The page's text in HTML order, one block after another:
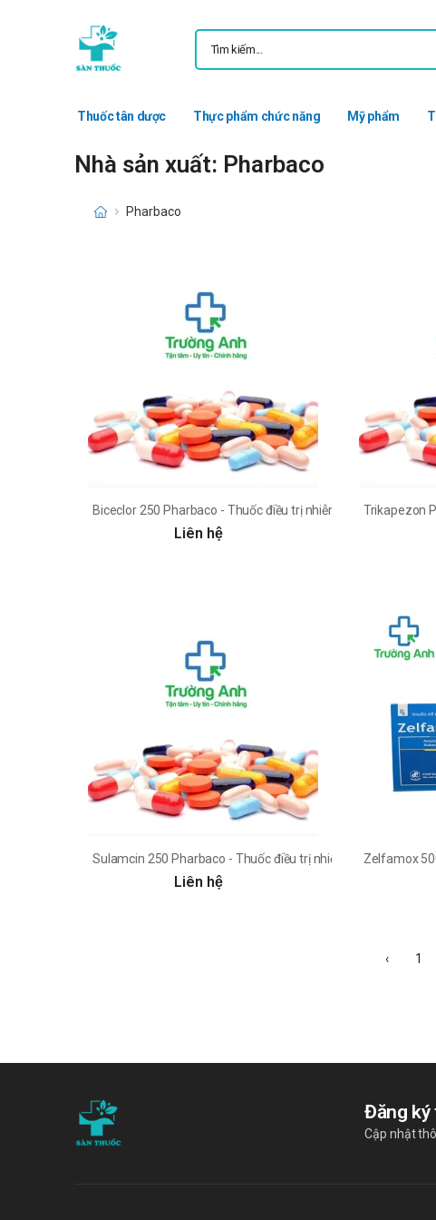
Thuốc tân dược Thực phẩm chức năng Mỹ phẩm
Nhà sản xuất: Pharbaco
Pharbaco
Biceclor 250 Pharbaco - Thuốc điều trị nhiễm khuẩn vừa và
Liên hệ
Trikapezon
Sulamcin 250 Pharbaco - Thuốc điều trị nhiễm khuẩn
Liên hệ
Zelfamox
‹ 1
Đăng ký
Cập nhật